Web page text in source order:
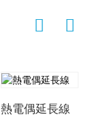
火災和爆炸風險
上平台、煉油
災發生和蔓延，
故的嚴重影響。
耐火）電纜這種
熱電偶延長線